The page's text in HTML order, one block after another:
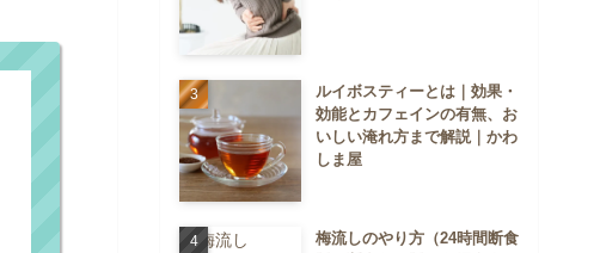
ルイボスティーとは｜効果・
効能とカフェインの有無、お
いしい淹れ方まで解説｜かわ
しま屋
梅流しのやり方（24時間断食